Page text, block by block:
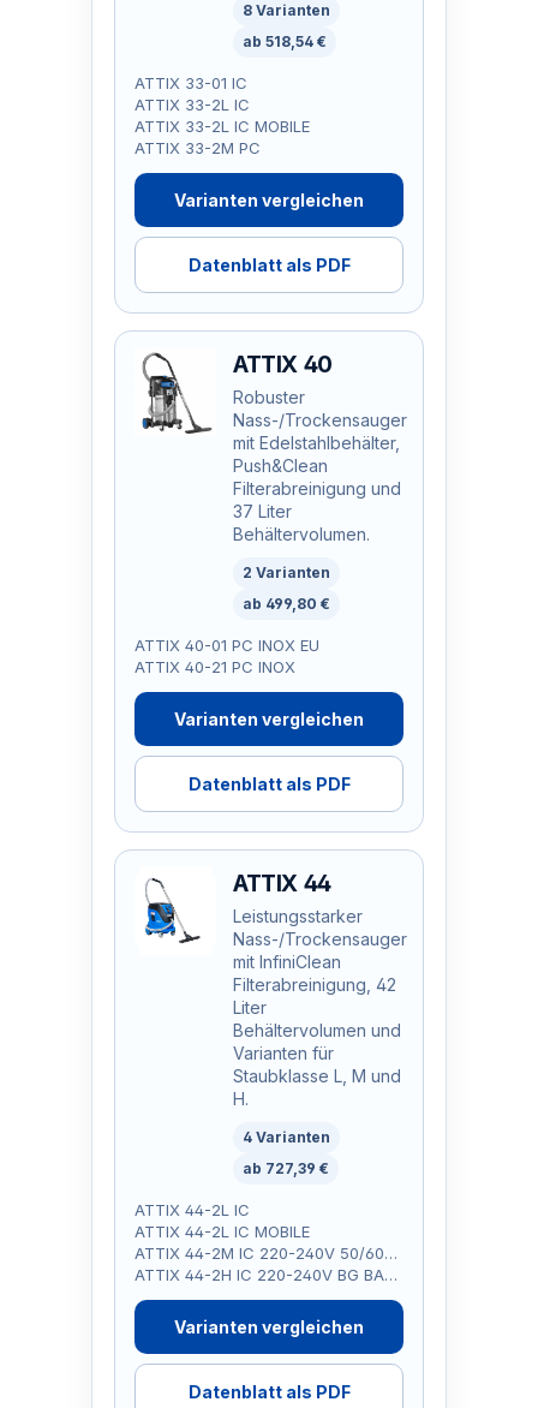
8 Varianten
ab 518,54 €
ATTIX 33-01 IC
ATTIX 33-2L IC
ATTIX 33-2L IC MOBILE
ATTIX 33-2M PC
Varianten vergleichen
Datenblatt als PDF
ATTIX 40
Robuster
Nass-/Trockensauger
mit Edelstahlbehälter,
Push&Clean
Filterabreinigung und
37 Liter
Behältervolumen.
2 Varianten
ab 499,80 €
ATTIX 40-01 PC INOX EU
ATTIX 40-21 PC INOX
Varianten vergleichen
Datenblatt als PDF
ATTIX 44
Leistungsstarker
Nass-/Trockensauger
mit InfiniClean
Filterabreinigung, 42
Liter
Behältervolumen und
Varianten für
Staubklasse L, M und
H.
4 Varianten
ab 727,39 €
ATTIX 44-2L IC
ATTIX 44-2L IC MOBILE
ATTIX 44-2M IC 220-240V 50/60HZ BG BAU
ATTIX 44-2H IC 220-240V BG BAU ASBEST
Varianten vergleichen
Datenblatt als PDF